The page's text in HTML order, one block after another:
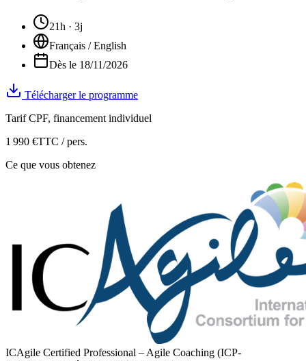
21h · 3j
Français / English
Dès le 18/11/2026
Télécharger le programme
Tarif CPF, financement individuel
1 990 €TTC / pers.
Ce que vous obtenez
ICAgile Certified Professional – Agile Coaching (ICP-